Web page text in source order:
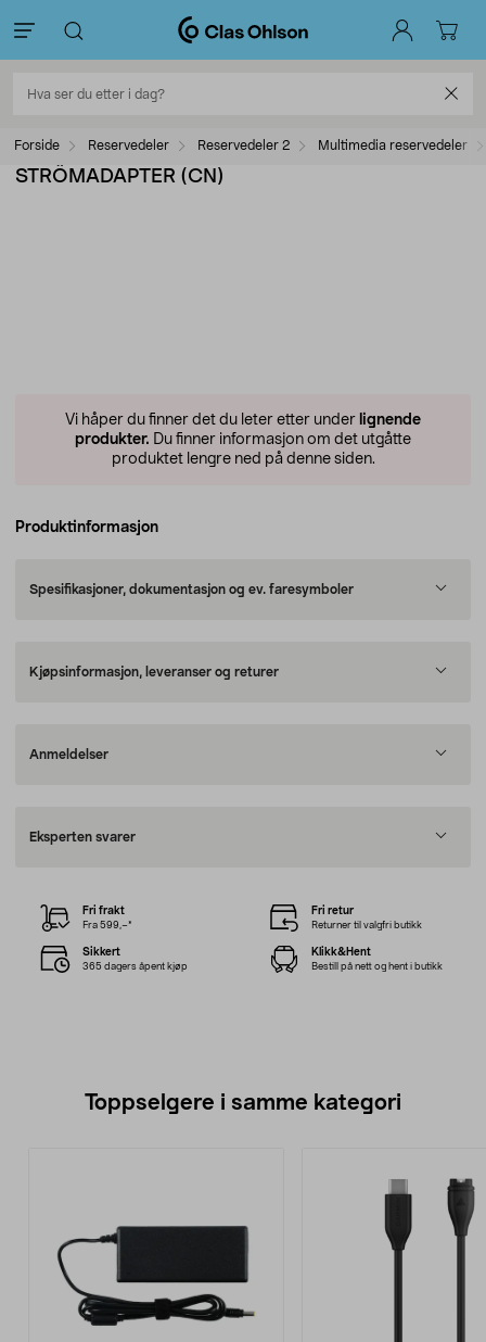
Forside Reservedeler Reservedeler 2 Multimedia reservedeler
STRÖMADAPTER (CN)
Vi håper du finner det du leter etter under lignende
produkter. Du finner informasjon om det utgåtte
produktet lengre ned på denne siden.
Produktinformasjon
Spesifikasjoner, dokumentasjon og ev. faresymboler
Kjøpsinformasjon, leveranser og returer
Anmeldelser
Eksperten svarer
Fri frakt
Fra 599,–*
Fri retur
Returner til valgfri butikk
Sikkert
365 dagers åpent kjøp
Klikk&Hent
Bestill på nett og hent i butikk
Toppselgere i samme kategori